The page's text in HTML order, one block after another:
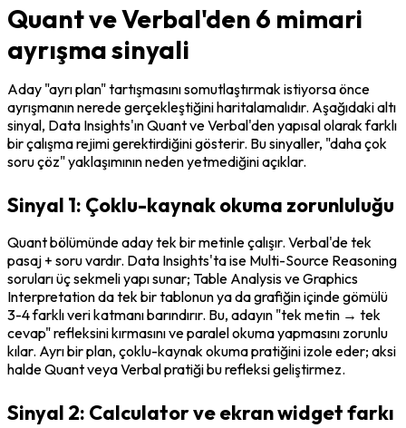
Quant ve Verbal'den 6 mimari
ayrışma sinyali
Aday "ayrı plan" tartışmasını somutlaştırmak istiyorsa önce
ayrışmanın nerede gerçekleştiğini haritalamalıdır. Aşağıdaki altı
sinyal, Data Insights'ın Quant ve Verbal'den yapısal olarak farklı
bir çalışma rejimi gerektirdiğini gösterir. Bu sinyaller, "daha çok
soru çöz" yaklaşımının neden yetmediğini açıklar.
Sinyal 1: Çoklu-kaynak okuma zorunluluğu
Quant bölümünde aday tek bir metinle çalışır. Verbal'de tek
pasaj + soru vardır. Data Insights'ta ise Multi-Source Reasoning
soruları üç sekmeli yapı sunar; Table Analysis ve Graphics
Interpretation da tek bir tablonun ya da grafiğin içinde gömülü
3-4 farklı veri katmanı barındırır. Bu, adayın "tek metin → tek
cevap" refleksini kırmasını ve paralel okuma yapmasını zorunlu
kılar. Ayrı bir plan, çoklu-kaynak okuma pratiğini izole eder; aksi
halde Quant veya Verbal pratiği bu refleksi geliştirmez.
Sinyal 2: Calculator ve ekran widget farkı